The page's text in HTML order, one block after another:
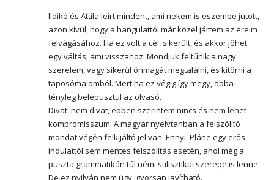
Ildikó és Attila leírt mindent, ami nekem is eszembe jutott,
azon kívül, hogy a hangulattól már közel jártem az ereim
felvágásához. Ha ez volt a cél, sikerült, és akkor jöhet
egy váltás, ami visszahoz. Mondjuk feltűnik a nagy
szerelem, vagy sikerül önmagát megtalálni, és kitörni a
taposómalomból. Mert ha ez végig így megy, abba
tényleg belepusztul az olvasó.
Divat, nem divat, ebben szerintem nincs és nem lehet
kompromisszum: A magyar nyelvtanban a felszólító
mondat végén felkijáltó jel van. Ennyi. Pláne egy erős,
indulattól sem mentes felszólítás esetén, ahol még a
puszta grammatikán túl némi stilisztikai szerepe is lenne.
De ez nyilván nem ügy, gyorsan javítható.